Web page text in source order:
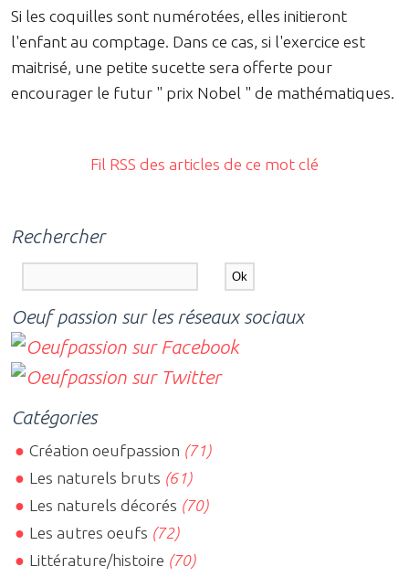
Si les coquilles sont numérotées, elles initieront
l'enfant au comptage. Dans ce cas, si l'exercice est
maitrisé, une petite sucette sera offerte pour
encourager le futur " prix Nobel " de mathématiques.
Fil RSS des articles de ce mot clé
Rechercher
Oeuf passion sur les réseaux sociaux
Catégories
Création oeufpassion (71)
Les naturels bruts (61)
Les naturels décorés (70)
Les autres oeufs (72)
Littérature/histoire (70)